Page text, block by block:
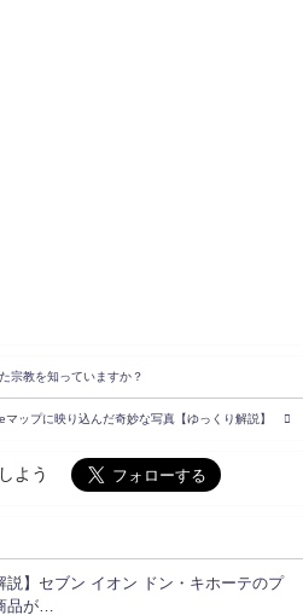
宗教を知っていますか？
マップに映り込んだ奇妙な写真【ゆっくり解説】
よう
説】セブン イオン ドン・キホーテのプ
品が…